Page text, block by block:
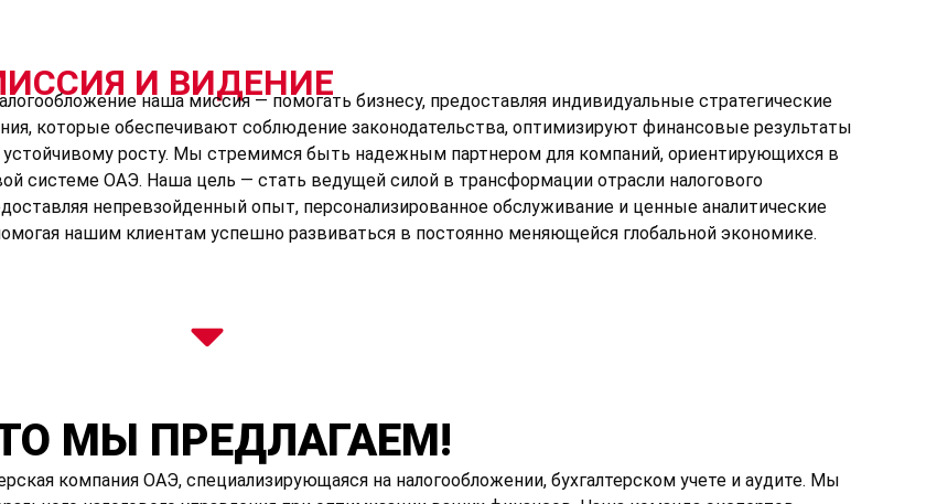
И ВИДЕНИЕ
наша миссия — помогать бизнесу, предоставляя индивидуальные стратегические
которые обеспечивают соблюдение законодательства, оптимизируют финансовые результаты
росту. Мы стремимся быть надежным партнером для компаний, ориентирующихся в
системе ОАЭ. Наша цель — стать ведущей силой в трансформации отрасли налогового
непревзойденный опыт, персонализированное обслуживание и ценные аналитические
нашим клиентам успешно развиваться в постоянно меняющейся глобальной экономике.
МЫ ПРЕДЛАГАЕМ!
компания ОАЭ, специализирующаяся на налогообложении, бухгалтерском учете и аудите. Мы